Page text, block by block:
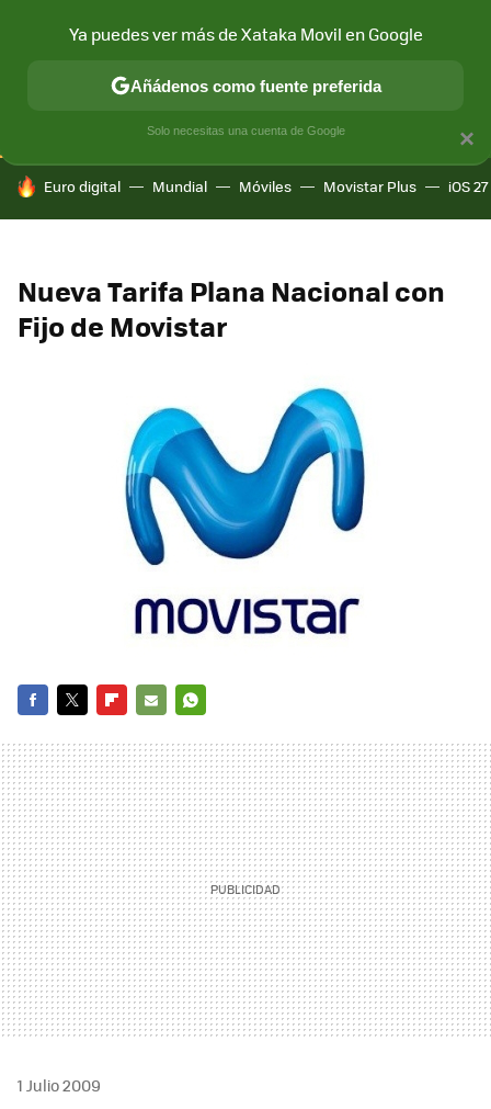
CONECTIVIDAD MÓVIL Y SOCIEDAD APLICACIONES
HOY SE HABLA DE
Euro digital Mundial Móviles Movistar Plus iOS 27
Nueva Tarifa Plana Nacional con
Fijo de Movistar
MAIL
1 Julio 2009
×
Ya puedes ver más de Xataka Movil en Google
Añádenos como fuente preferida
Solo necesitas una cuenta de Google